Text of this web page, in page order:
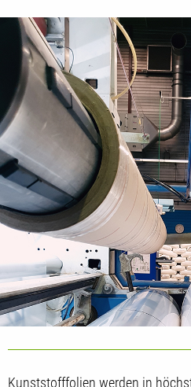
Kunststofffolien werden in